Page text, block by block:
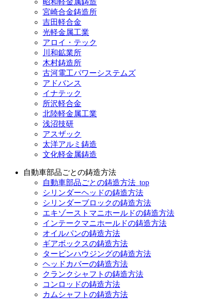
昭和軽金属鋳造
宮崎合金鋳造所
吉田軽合金
光軽金属工業
アロイ・テック
川和鉱業所
木村鋳造所
古河電工パワーシステムズ
アドバンス
イナテック
所沢軽合金
北陸軽金属工業
浅沼技研
アスザック
太洋アルミ鋳造
文化軽金属鋳造
自動車部品ごとの鋳造方法
自動車部品ごとの鋳造方法_top
シリンダーヘッドの鋳造方法
シリンダーブロックの鋳造方法
エキゾーストマニホールドの鋳造方法
インテークマニホールドの鋳造方法
オイルパンの鋳造方法
ギアボックスの鋳造方法
タービンハウジングの鋳造方法
ヘッドカバーの鋳造方法
クランクシャフトの鋳造方法
コンロッドの鋳造方法
カムシャフトの鋳造方法